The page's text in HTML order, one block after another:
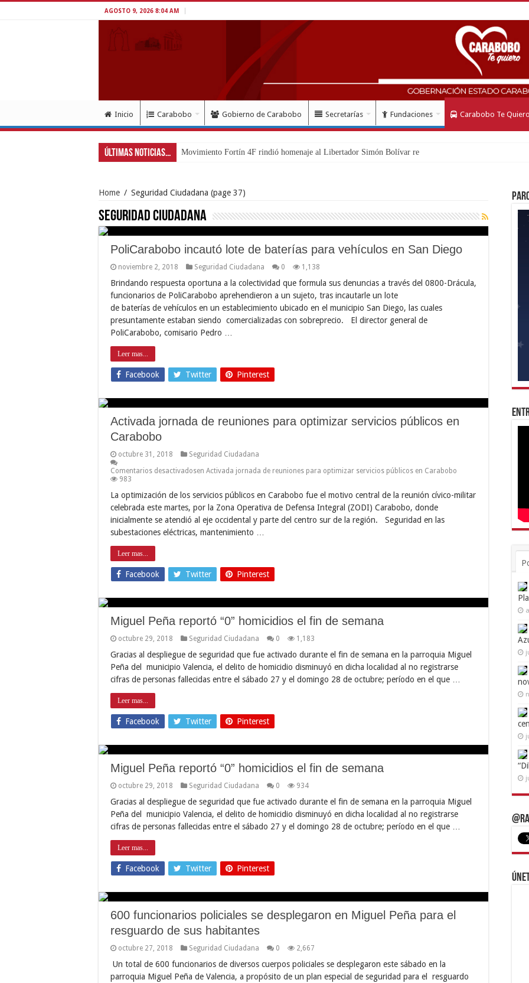
AGOSTO 9, 2026 8:04 AM
Inicio Carabobo Gobierno de Carabobo Secretarías Fundaciones Carabobo Te Quiero
Últimas Noticias... Movimiento Fortín 4F rindió homenaje al Libertador Simón Bolívar recordando su gesta emanc
Home / Seguridad Ciudadana (page 37)
Seguridad Ciudadana
PoliCarabobo incautó lote de baterías para vehículos en San Diego
noviembre 2, 2018 Seguridad Ciudadana 0 1,138
Brindando respuesta oportuna a la colectividad que formula sus denuncias a través del 0800-Drácula,
funcionarios de PoliCarabobo aprehendieron a un sujeto, tras incautarle un lote
de baterías de vehículos en un establecimiento ubicado en el municipio San Diego, las cuales
presuntamente estaban siendo comercializadas con sobreprecio. El director general de
PoliCarabobo, comisario Pedro …
Leer mas...
Facebook Twitter Pinterest
Activada jornada de reuniones para optimizar servicios públicos en
Carabobo
octubre 31, 2018
Seguridad Ciudadana
Comentarios desactivadosen Activada jornada de reuniones para optimizar servicios públicos en Carabobo
983
La optimización de los servicios públicos en Carabobo fue el motivo central de la reunión cívico-militar
celebrada este martes, por la Zona Operativa de Defensa Integral (ZODI) Carabobo, donde
inicialmente se atendió al eje occidental y parte del centro sur de la región. Seguridad en las
subestaciones eléctricas, mantenimiento …
Leer mas...
Facebook Twitter Pinterest
Miguel Peña reportó “0” homicidios el fin de semana
octubre 29, 2018 Seguridad Ciudadana 0 1,183
Gracias al despliegue de seguridad que fue activado durante el fin de semana en la parroquia Miguel
Peña del municipio Valencia, el delito de homicidio disminuyó en dicha localidad al no registrarse
cifras de personas fallecidas entre el sábado 27 y el domingo 28 de octubre; período en el que …
Leer mas...
Facebook Twitter Pinterest
Miguel Peña reportó “0” homicidios el fin de semana
octubre 29, 2018 Seguridad Ciudadana 0 934
Gracias al despliegue de seguridad que fue activado durante el fin de semana en la parroquia Miguel
Peña del municipio Valencia, el delito de homicidio disminuyó en dicha localidad al no registrarse
cifras de personas fallecidas entre el sábado 27 y el domingo 28 de octubre; período en el que …
Leer mas...
Facebook Twitter Pinterest
600 funcionarios policiales se desplegaron en Miguel Peña para el
resguardo de sus habitantes
octubre 27, 2018 Seguridad Ciudadana 0 2,667
Un total de 600 funcionarios de diversos cuerpos policiales se desplegaron este sábado en la
parroquia Miguel Peña de Valencia, a propósito de un plan especial de seguridad para el resguardo